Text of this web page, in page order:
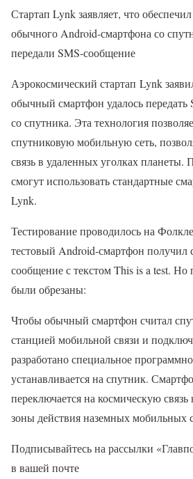
Стартап Lynk заявляет, что
обычного Android-смартфона со
передали SMS-сообщение
Аэрокосмический стартап Lynk
обычный смартфон удалось передать
со спутника. Эта технология
спутниковую мобильную сеть,
связь в удаленных уголках планеты.
смогут использовать стандартные
Lynk.
Тестирование проводилось на
тестовый Android-смартфон получил
сообщение с текстом This is a test.
были обрезаны:
Чтобы обычный смартфон считал
станцией мобильной связи и
разработано специальное
устанавливается на спутник.
переключается на космическую
зоны действия наземных мобильных
Подписывайтесь на рассылки
в вашей почте